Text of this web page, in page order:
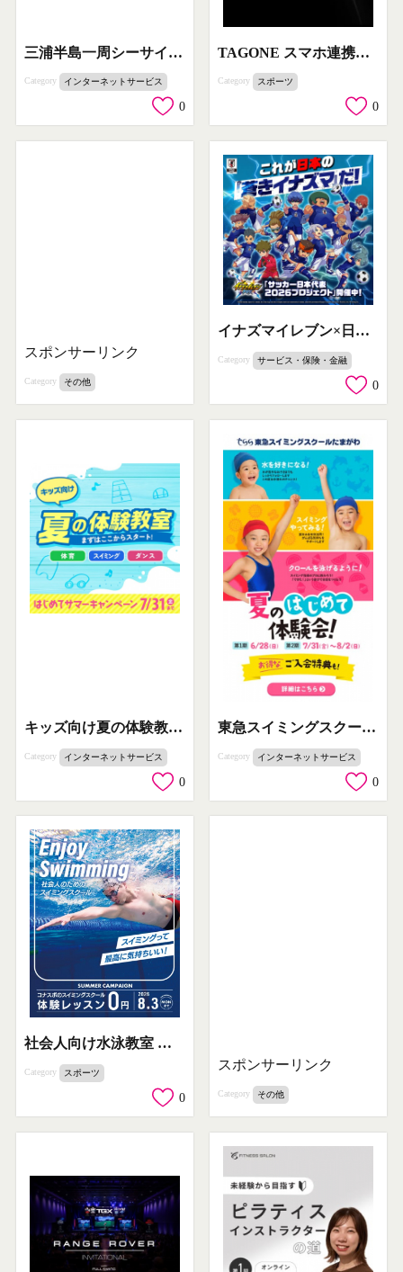
三浦半島一周シーサイドサイクリング
Category インターネットサービス
0
TAGONE スマホ連携スピード測定器
Category スポーツ
0
スポンサーリンク
Category その他
イナズマイレブン×日本代表公式企画
Category サービス・保険・金融
0
キッズ向け夏の体験教室（体育・スイミング・ダンス）
Category インターネットサービス
0
東急スイミングスクールたまがわ 夏のはじめて体験会
Category インターネットサービス
0
社会人向け水泳教室 夏の体験
Category スポーツ
0
スポンサーリンク
Category その他